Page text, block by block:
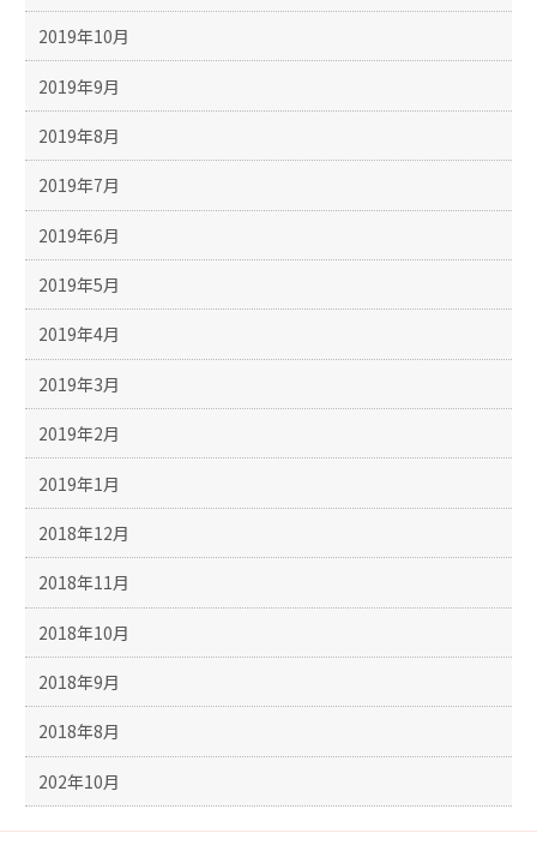
2019年10月
2019年9月
2019年8月
2019年7月
2019年6月
2019年5月
2019年4月
2019年3月
2019年2月
2019年1月
2018年12月
2018年11月
2018年10月
2018年9月
2018年8月
202年10月